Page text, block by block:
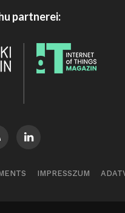
partnerei:
IMPRESSZUM